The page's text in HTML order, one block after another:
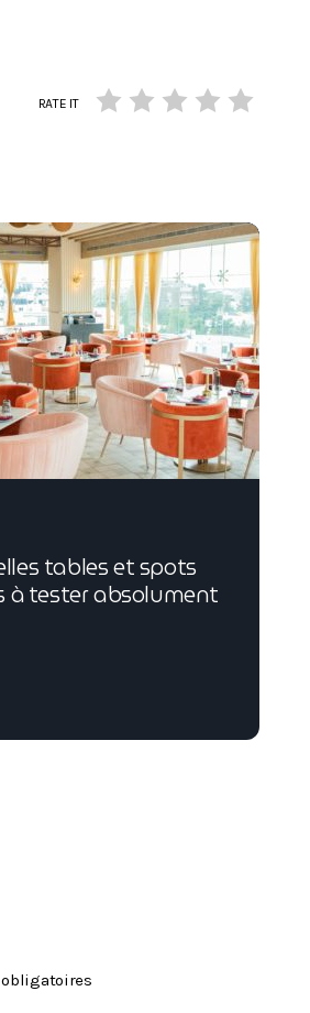
RATE IT
tables et spots
à tester absolument
obligatoires